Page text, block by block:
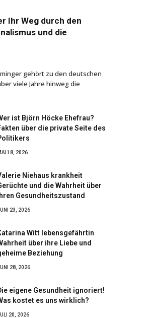
Ihr Weg durch den
und die
gehört zu den deutschen
viele Jahre hinweg die
ist Björn Höcke Ehefrau?
über die private Seite des
18, 2026
Niehaus krankheit
und die Wahrheit über
Gesundheitszustand
23, 2026
Witt lebensgefährtin
über ihre Liebe und
Beziehung
28, 2026
eigene Gesundheit ignoriert!
kostet es uns wirklich?
20, 2026